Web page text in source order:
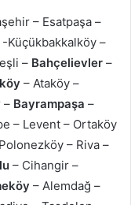
– Esatpaşa –
-Küçükbakkalköy –
– Bahçelievler–
– Ataköy –
– Bayrampaşa –
– Levent – Ortaköy
– Riva –
– Cihangir –
– Alemdağ –